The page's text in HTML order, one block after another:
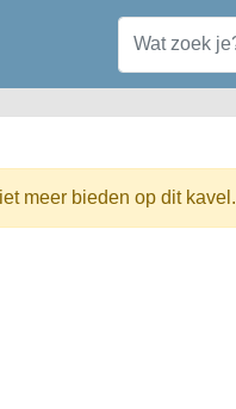
meer bieden op dit kavel.